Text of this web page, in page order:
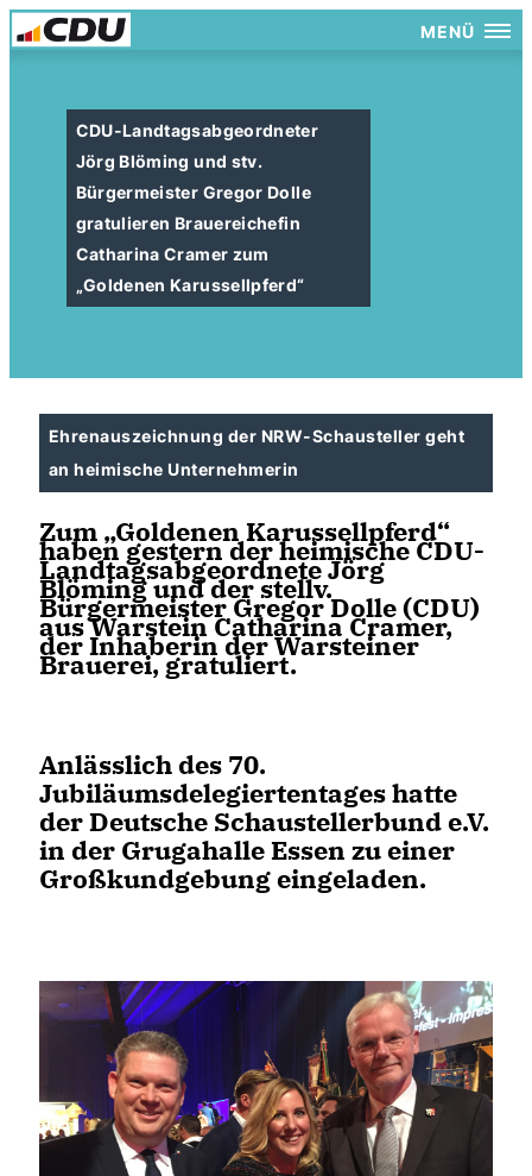
MENÜ
CDU-Landtagsabgeordneter
Jörg Blöming und stv.
Bürgermeister Gregor Dolle
gratulieren Brauereichefin
Catharina Cramer zum
Goldenen Karussellpferd“
Ehrenauszeichnung der NRW-Schausteller geht
an heimische Unternehmerin
Zum „Goldenen Karussellpferd“
haben gestern der heimische CDU-
Landtagsabgeordnete Jörg
Blöming und der stellv.
Bürgermeister Gregor Dolle (CDU)
aus Warstein Catharina Cramer,
der Inhaberin der Warsteiner
Brauerei, gratuliert.
Anlässlich des 70.
Jubiläumsdelegiertentages hatte
der Deutsche Schaustellerbund e.V.
in der Grugahalle Essen zu einer
Großkundgebung eingeladen.